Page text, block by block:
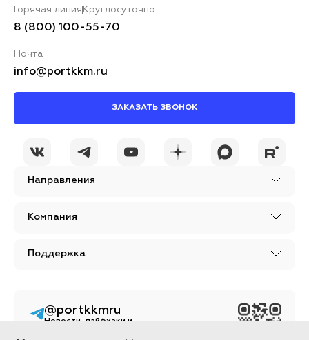
Ваш комментарий*
конфиденциальности
КОММЕНТАРИЙ
Направления
Компания
Поддержка
Горячая линия Круглосуточно
8 (800) 100-55-70
Почта
info@portkkm.ru
ЗАКАЗАТЬ ЗВОНОК
@portkkmru
Новости, лайфхаки и